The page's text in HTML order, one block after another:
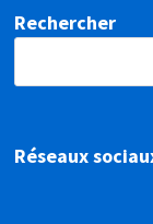
Rechercher
Réseaux